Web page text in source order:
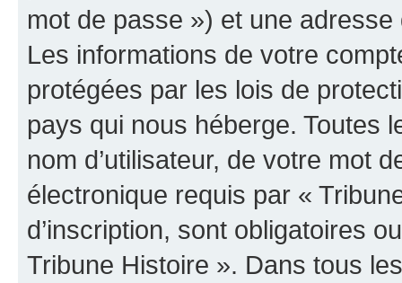
mot de passe ») et une
Les informations de votre
protégées par les lois de
pays qui nous héberge. Toutes
nom d’utilisateur, de votre mot
électronique requis par «
d’inscription, sont obligatoires
Tribune Histoire ». Dans tous